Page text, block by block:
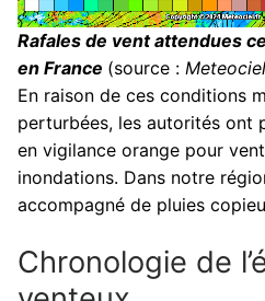
Rafales de vent attendues
en France (source : Meteociel
En raison de ces conditions
perturbées, les autorités ont
en vigilance orange pour
inondations. Dans notre
accompagné de pluies
Chronologie de